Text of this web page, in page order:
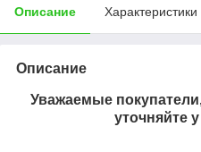
Описание Характеристики
Описание
Уважаемые
уточняйте